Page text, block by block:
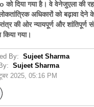
दिया गया है। वे वेनेजुएला की
अधिकारों को बढ़ावा
की ओर न्यायपूर्ण और
किया गया।
By:
Sujeet Sharma
Sujeet Sharma
2025, 05:16 PM